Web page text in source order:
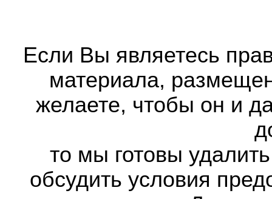
Если Вы являетесь
материала,
желаете, чтобы он и
то мы готовы
обсудить условия